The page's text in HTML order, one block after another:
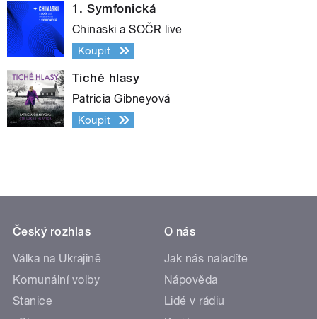
1. Symfonická
Chinaski a SOČR live
Koupit
Tiché hlasy
Patricia Gibneyová
Koupit
Český rozhlas
Válka na Ukrajině
Komunální volby
Stanice
O nás
Jak nás naladíte
Nápověda
Lidé v rádiu